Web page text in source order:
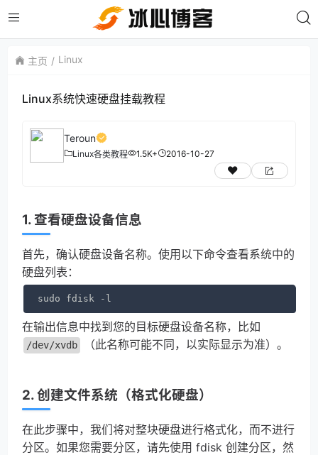
主页 Linux
Linux系统快速硬盘挂载教程
Teroun
Linux各类教程 1.5K+ 2016-10-27
1. 查看硬盘设备信息
首先，确认硬盘设备名称。使用以下命令查看系统中的
硬盘列表：
sudo fdisk -l
在输出信息中找到您的目标硬盘设备名称，比如
/dev/xvdb （此名称可能不同，以实际显示为准）。
2. 创建文件系统（格式化硬盘）
在此步骤中，我们将对整块硬盘进行格式化，而不进行
分区。如果您需要分区，请先使用 fdisk 创建分区，然